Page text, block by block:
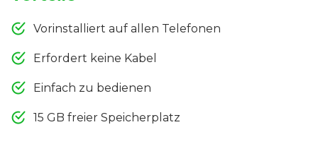
Vorinstalliert auf allen Telefonen
Erfordert keine Kabel
Einfach zu bedienen
15 GB freier Speicherplatz